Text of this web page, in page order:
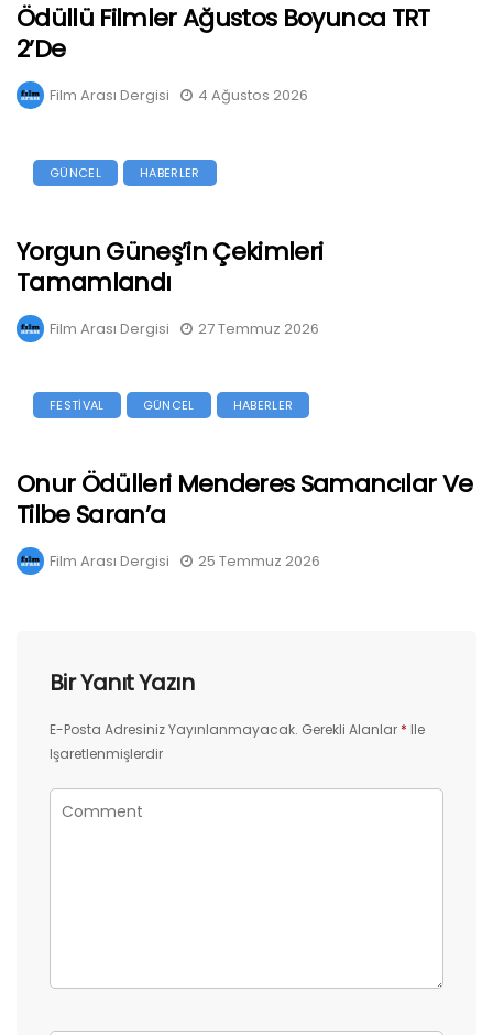
Ödüllü Filmler Ağustos Boyunca TRT
2’de
Film Arası Dergisi 4 Ağustos 2026
GÜNCEL HABERLER
Yorgun Güneş’in Çekimleri
Tamamlandı
Film Arası Dergisi 27 Temmuz 2026
FESTİVAL GÜNCEL HABERLER
Onur Ödülleri Menderes Samancılar Ve
Tilbe Saran’a
Film Arası Dergisi 25 Temmuz 2026
Bir Yanıt Yazın
E-Posta Adresiniz Yayınlanmayacak. Gerekli Alanlar * Ile
Işaretlenmişlerdir